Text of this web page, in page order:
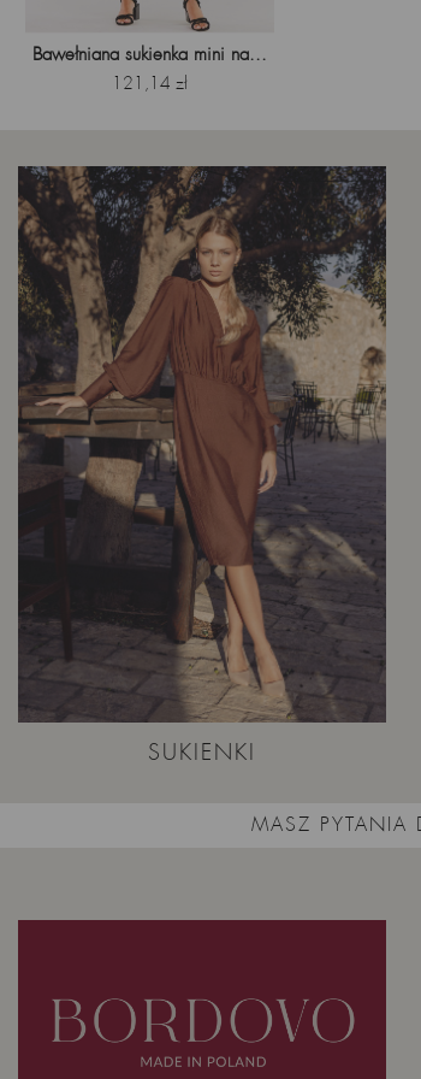
Bawełniana sukienka mini na...
Cena
121,14 zł
SUKIENKI
MASZ PYTANIA